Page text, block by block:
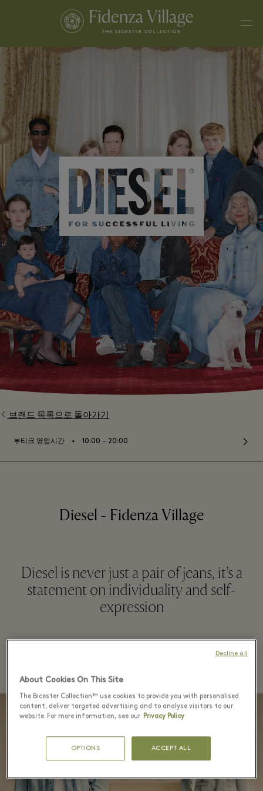
브랜드 목록으로 돌아가기
부티크 영업시간 ⬩ 10:00 – 20:00
Diesel - Fidenza Village
Diesel is never just a pair of jeans, it’s a
statement on individuality and self-
expression
About Cookies On This Site
The Bicester Collection™ use cookies to provide you with personalised
content, deliver targeted advertising and to analyse visitors to our
website. For more information, see our Privacy Policy
OPTIONS ACCEPT ALL
Decline all